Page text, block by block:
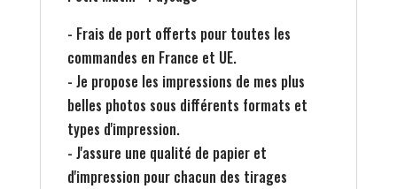
Paysage
- Frais de port offerts pour toutes les
commandes en France et UE.
- Je propose les impressions de mes plus
belles photos sous différents formats et
types d'impression.
- J'assure une qualité de papier et
d'impression pour chacun des tirages